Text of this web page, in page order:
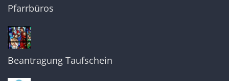
Pfarrbüros
Beantragung Taufschein